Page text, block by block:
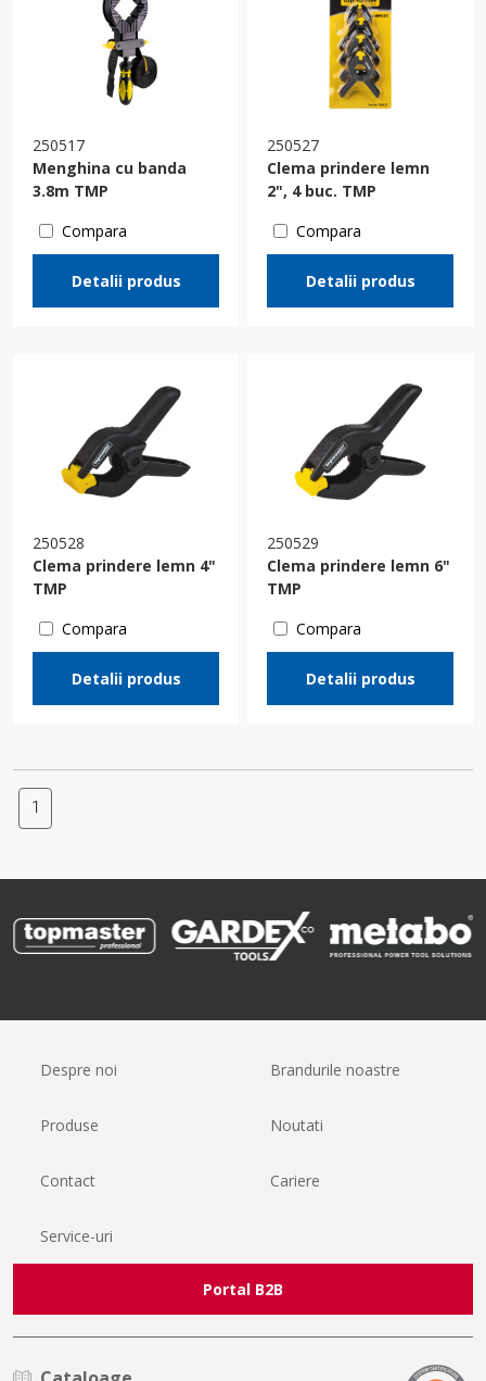
250517
Menghina cu banda
3.8m TMP
Compara
Detalii produs
250527
Clema prindere lemn
2", 4 buc. TMP
Compara
Detalii produs
250528
Clema prindere lemn 4"
TMP
Compara
Detalii produs
250529
Clema prindere lemn 6"
TMP
Compara
Detalii produs
1
Despre noi Brandurile noastre
Produse Noutati
Contact Cariere
Service-uri
Portal B2B